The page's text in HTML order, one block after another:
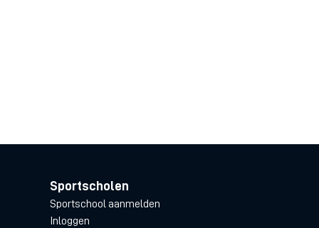
Sportscholen
Sportschool aanmelden
Inloggen